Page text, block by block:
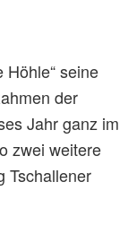
seine
der
Jahr ganz im
zwei weitere
Tschallener